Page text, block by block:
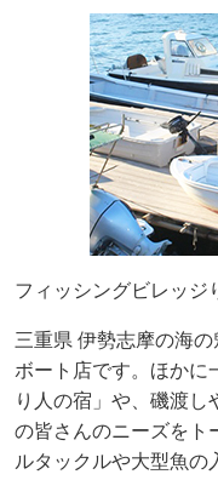
フィッシングビレッジ
三重県 伊勢志摩の海
ボート店です。ほかに
り人の宿」や、磯渡し
の皆さんのニーズをト
ルタックルや大型魚の